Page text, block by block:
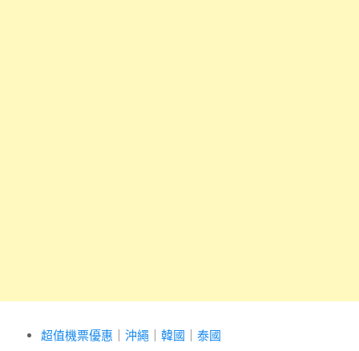
超值機票優惠 沖繩 韓國
泰國